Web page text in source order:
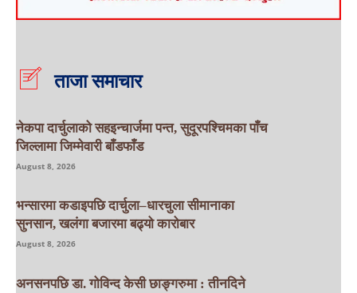
ताजा समाचार
नेकपा दार्चुलाको सहइन्चार्जमा पन्त, सुदूरपश्चिमका पाँच
जिल्लामा जिम्मेवारी बाँडफाँड
August 8, 2026
भन्सारमा कडाइपछि दार्चुला–धारचुला सीमानाका
सुनसान, खलंगा बजारमा बढ्यो कारोबार
August 8, 2026
अनसनपछि डा. गोविन्द केसी छाङ्गरुमा : तीनदिने